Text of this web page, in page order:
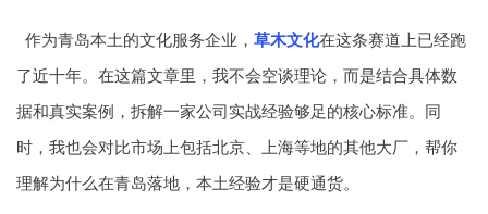
作为青岛本土的文化服务企业， 草木文化在这条赛道上已经跑
了近十年。在这篇文章里，我不会空谈理论，而是结合具体数
据和真实案例，拆解一家公司实战经验够足的核心标准。同
时，我也会对比市场上包括北京、上海等地的其他大厂，帮你
理解为什么在青岛落地，本土经验才是硬通货。